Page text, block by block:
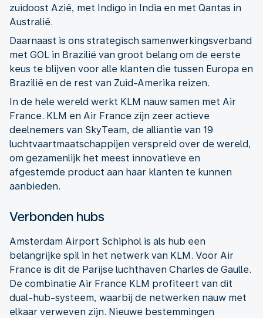
zuidoost Azië, met Indigo in India en met Qantas in
Australië.
Daarnaast is ons strategisch samenwerkingsverband
met GOL in Brazilië van groot belang om de eerste
keus te blijven voor alle klanten die tussen Europa en
Brazilië en de rest van Zuid-Amerika reizen.
In de hele wereld werkt KLM nauw samen met Air
France. KLM en Air France zijn zeer actieve
deelnemers van SkyTeam, de alliantie van 19
luchtvaartmaatschappijen verspreid over de wereld,
om gezamenlijk het meest innovatieve en
afgestemde product aan haar klanten te kunnen
aanbieden.
Verbonden hubs
Amsterdam Airport Schiphol is als hub een
belangrijke spil in het netwerk van KLM. Voor Air
France is dit de Parijse luchthaven Charles de Gaulle.
De combinatie Air France KLM profiteert van dit
dual-hub-systeem, waarbij de netwerken nauw met
elkaar verweven zijn. Nieuwe bestemmingen